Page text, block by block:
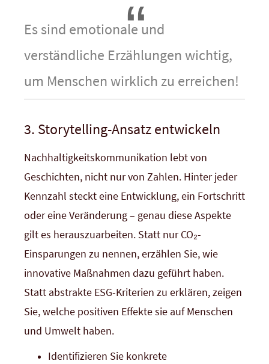
Es sind emotionale und
verständliche Erzählungen wichtig,
um Menschen wirklich zu erreichen!
3. Storytelling-Ansatz entwickeln
Nachhaltigkeitskommunikation lebt von
Geschichten, nicht nur von Zahlen. Hinter jeder
Kennzahl steckt eine Entwicklung, ein Fortschritt
oder eine Veränderung – genau diese Aspekte
gilt es herauszuarbeiten. Statt nur CO₂-
Einsparungen zu nennen, erzählen Sie, wie
innovative Maßnahmen dazu geführt haben.
Statt abstrakte ESG-Kriterien zu erklären, zeigen
Sie, welche positiven Effekte sie auf Menschen
und Umwelt haben.
Identifizieren Sie konkrete